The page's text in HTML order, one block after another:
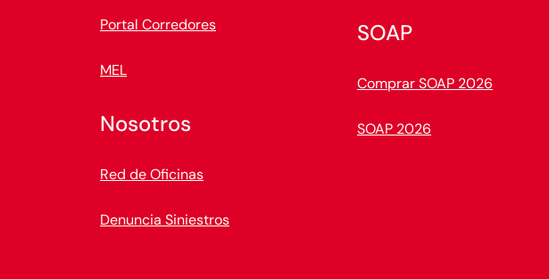
Portal Corredores
MEL
Nosotros
Red de Oficinas
Denuncia Siniestros
SOAP
Comprar SOAP 2026
SOAP 2026